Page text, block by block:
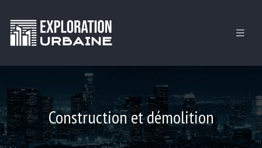
Construction et démolition